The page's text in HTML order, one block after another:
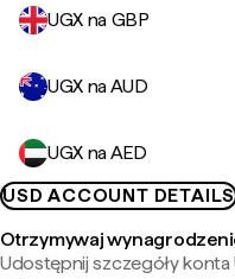
UGX na GBP
UGX na AUD
UGX na AED
USD ACCOUNT DETAILS
Otrzymywaj
Udostępnij szczegóły konta